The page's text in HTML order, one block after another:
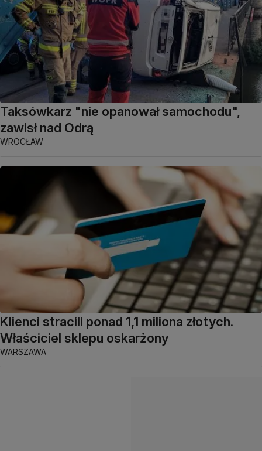
Taksówkarz "nie opanował samochodu",
zawisł nad Odrą
WROCŁAW
Klienci stracili ponad 1,1 miliona złotych.
Właściciel sklepu oskarżony
WARSZAWA